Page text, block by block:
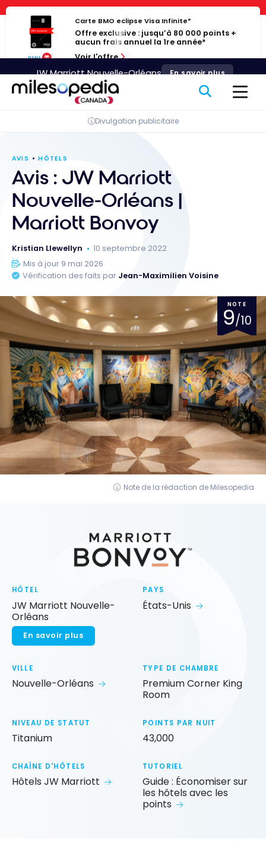
Panneau de gestion des cookies
Passer
contenu
Carte BMO eclipse Visa Infinite*
Offre exclusive : jusqu’à 80 000 points +
aucun frais annuel la 1re année*
Voir l'offre
Divulgation publicitaire
AVIS HÔTELS
Avis : JW Marriott
Nouvelle-Orléans |
Marriott Bonvoy
Kristian Llewellyn
10 septembre 2022
Mis à jour 9 mai 2026
Vérification des faits par Jean-Maximilien Voisine
NOTE
9/10
Note de la rédaction de Milesopedia
HÔTEL
JW Marriott Nouvelle-
Orléans
En savoir plus
PAYS
États-Unis
VILLE
Nouvelle-Orléans
TYPE DE CHAMBRE
Premium Corner King
Room
NIVEAU DE STATUT
Titanium
POINTS PAR NUIT
43,000
CHAÎNE D'HÔTELS
Hôtels JW Marriott
TUTORIEL
Guide : Économiser sur
les hôtels avec les
points
JW Marriott Nouvelle-Orléans En savoir plus